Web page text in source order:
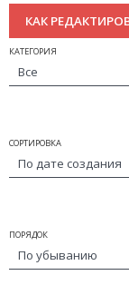
КАК
КАТЕГОРИЯ
Все
СОРТИРОВКА
По дате создания
ПОРЯДОК
По убыванию